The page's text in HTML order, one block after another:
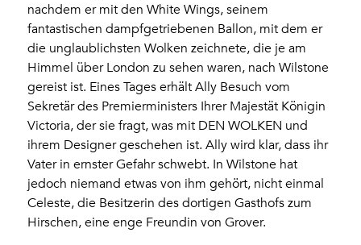
nachdem er mit den White Wings, seinem
fantastischen dampfgetriebenen Ballon, mit dem er
die unglaublichsten Wolken zeichnete, die je am
Himmel über London zu sehen waren, nach Wilstone
gereist ist. Eines Tages erhält Ally Besuch vom
Sekretär des Premierministers Ihrer Majestät Königin
Victoria, der sie fragt, was mit DEN WOLKEN und
ihrem Designer geschehen ist. Ally wird klar, dass ihr
Vater in ernster Gefahr schwebt. In Wilstone hat
jedoch niemand etwas von ihm gehört, nicht einmal
Celeste, die Besitzerin des dortigen Gasthofs zum
Hirschen, eine enge Freundin von Grover.